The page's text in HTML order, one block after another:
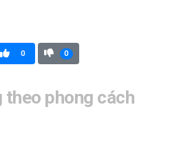
0 0
phong cách